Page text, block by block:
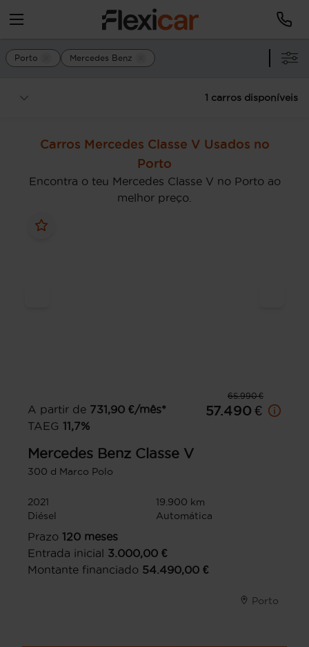
Porto Mercedes Benz
1 carros disponíveis
Carros Mercedes Classe V Usados no
Porto
Encontra o teu Mercedes Classe V no Porto ao
melhor preço.
65.990 €
A partir de 731,90 €/mês*
TAEG 11,7%
57.490 €
Mercedes Benz Classe V
300 d Marco Polo
2021
19.900 km
Diésel
Automática
Prazo 120 meses
Entrada inicial 3.000,00 €
Montante financiado 54.490,00 €
Porto